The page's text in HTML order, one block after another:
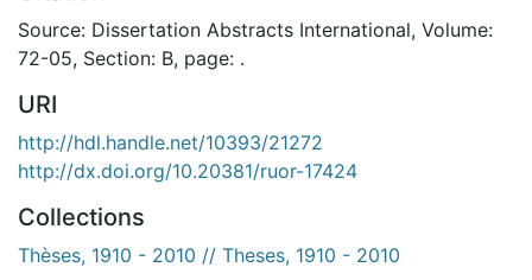
Source: Dissertation Abstracts International, Volume:
72-05, Section: B, page: .
URI
http://hdl.handle.net/10393/21272
http://dx.doi.org/10.20381/ruor-17424
Collections
Thèses, 1910 - 2010 // Theses, 1910 - 2010